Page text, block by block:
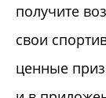
получите
свои
ценные